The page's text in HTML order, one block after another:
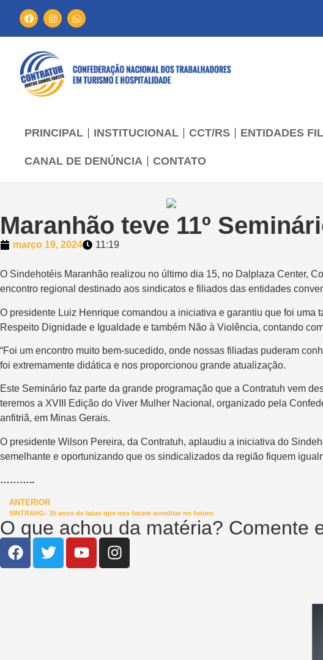
PRINCIPAL INSTITUCIONAL CCT/RS ENTIDADES
CANAL DE DENÚNCIA CONTATO
Maranhão teve 11º
março 19, 2024 11:19
O Sindehotéis Maranhão realizou no último dia 15, no Dalplaza Center,
encontro regional destinado aos sindicatos e filiados das entidades
O presidente Luiz Henrique comandou a iniciativa e garantiu que foi
Respeito Dignidade e Igualdade e também Não à Violência, contando
“Foi um encontro muito bem-sucedido, onde nossas filiadas puderam
foi extremamente didática e nos proporcionou grande atualização.
Este Seminário faz parte da grande programação que a Contratuh vem
teremos a XVIII Edição do Viver Mulher Nacional, organizado pela
anfitriã, em Minas Gerais.
O presidente Wilson Pereira, da Contratuh, aplaudiu a iniciativa do
semelhante e oportunizando que os sindicalizados da região fiquem
………..
ANTERIOR
SINTRAHG: 35 anos de lutas que nos fazem acreditar no futuro
O que achou da matéria? Comente